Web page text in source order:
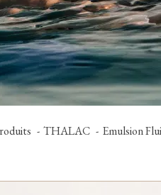
THALAC Emulsion